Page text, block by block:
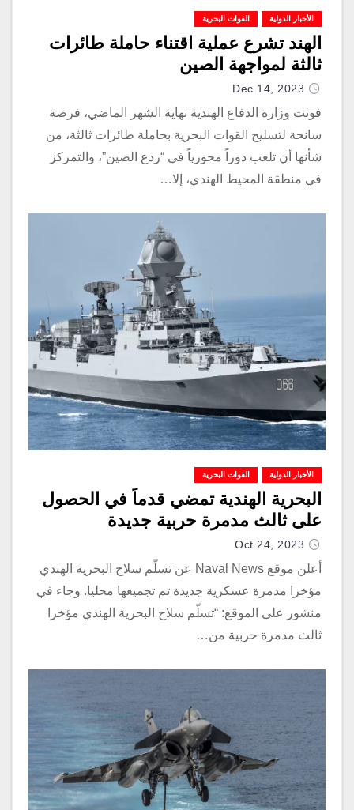
الأخبار الدولية القوات البحرية
الهند تشرع عملية اقتناء حاملة طائرات
ثالثة لمواجهة الصين
Dec 14, 2023
فوتت وزارة الدفاع الهندية نهاية الشهر الماضي، فرصة
سانحة لتسليح القوات البحرية بحاملة طائرات ثالثة، من
شأنها أن تلعب دوراً محورياً في “ردع الصين”، والتمركز
في منطقة المحيط الهندي، إلا…
الأخبار الدولية القوات البحرية
البحرية الهندية تمضي قدماً في الحصول
على ثالث مدمرة حربية جديدة
Oct 24, 2023
أعلن موقع Naval News عن تسلّم سلاح البحرية الهندي
مؤخرا مدمرة عسكرية جديدة تم تجميعها محليا. وجاء في
منشور على الموقع: “تسلّم سلاح البحرية الهندي مؤخرا
ثالث مدمرة حربية من…